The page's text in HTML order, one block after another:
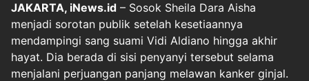
JAKARTA, iNews.id – Sosok Sheila Dara Aisha
menjadi sorotan publik setelah kesetiaannya
mendampingi sang suami Vidi Aldiano hingga akhir
hayat. Dia berada di sisi penyanyi tersebut selama
menjalani perjuangan panjang melawan kanker ginjal.